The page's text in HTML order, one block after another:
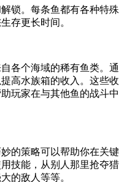
锁。每条鱼都有各种特殊
存更长时间。
各个海域的稀有鱼类。通
高水族箱的收入。这些收
玩家在与其他鱼的战斗中
的策略可以帮助你在关键
技能，从别人那里抢夺猎
的敌人等等。